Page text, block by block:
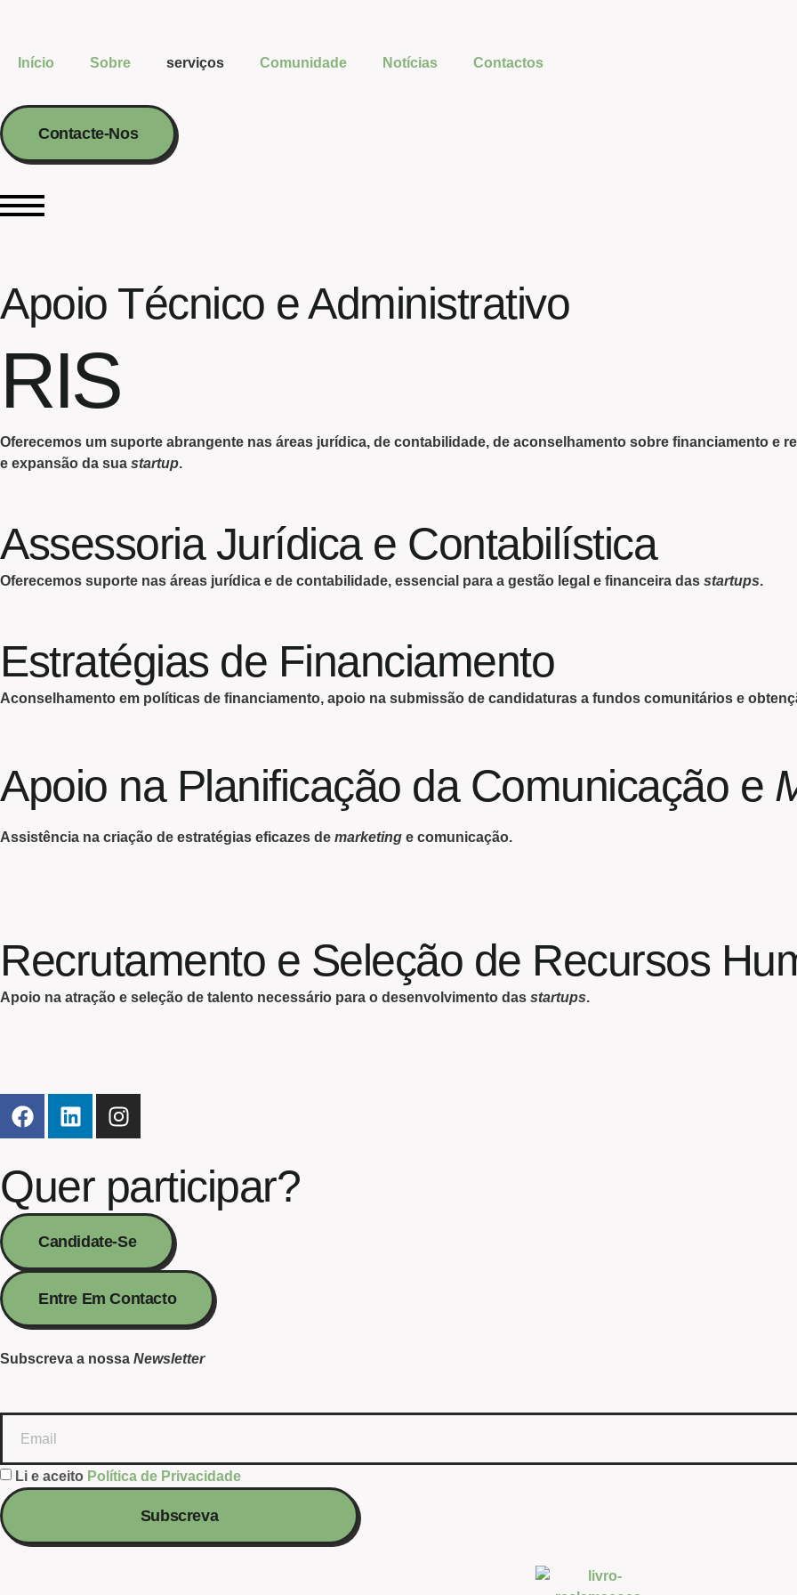
Início Sobre serviços Comunidade Notícias Contactos
Contacte-Nos
Apoio Técnico e Administrativo
RIS
Oferecemos um suporte abrangente nas áreas jurídica, de contabilidade, de aconselhamento sobre financiamento e
e expansão da sua startup.
Assessoria Jurídica e Contabilística
Oferecemos suporte nas áreas jurídica e de contabilidade, essencial para a gestão legal e financeira das startups.
Estratégias de Financiamento
Aconselhamento em políticas de financiamento, apoio na submissão de candidaturas a fundos comunitários e
Apoio na Planificação da Comunicação e
Assistência na criação de estratégias eficazes de marketing e comunicação.
Recrutamento e Seleção de Recursos
Apoio na atração e seleção de talento necessário para o desenvolvimento das startups.
Quer participar?
Candidate-Se
Entre Em Contacto
Subscreva a nossa Newsletter
Li e aceito Política de Privacidade
Subscreva